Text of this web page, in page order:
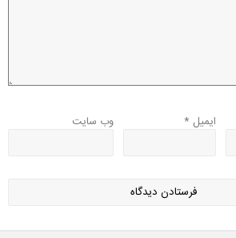
ایمیل * وب‌ سایت